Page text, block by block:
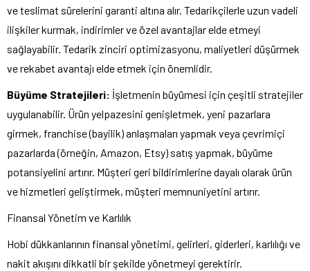
ve teslimat sürelerini garanti altına alır. Tedarikçilerle uzun vadeli
ilişkiler kurmak, indirimler ve özel avantajlar elde etmeyi
sağlayabilir. Tedarik zinciri optimizasyonu, maliyetleri düşürmek
ve rekabet avantajı elde etmek için önemlidir.
Büyüme Stratejileri: İşletmenin büyümesi için çeşitli stratejiler
uygulanabilir. Ürün yelpazesini genişletmek, yeni pazarlara
girmek, franchise (bayilik) anlaşmaları yapmak veya çevrimiçi
pazarlarda (örneğin, Amazon, Etsy) satış yapmak, büyüme
potansiyelini artırır. Müşteri geri bildirimlerine dayalı olarak ürün
ve hizmetleri geliştirmek, müşteri memnuniyetini artırır.
Finansal Yönetim ve Karlılık
Hobi dükkanlarının finansal yönetimi, gelirleri, giderleri, karlılığı ve
nakit akışını dikkatli bir şekilde yönetmeyi gerektirir.